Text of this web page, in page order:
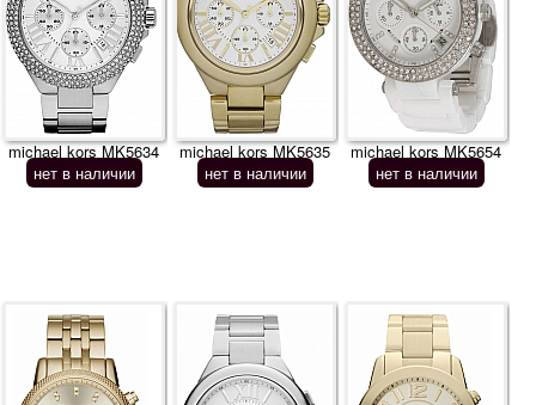
michael kors MK5634
нет в наличии
michael kors MK5635
нет в наличии
michael kors MK5654
нет в наличии